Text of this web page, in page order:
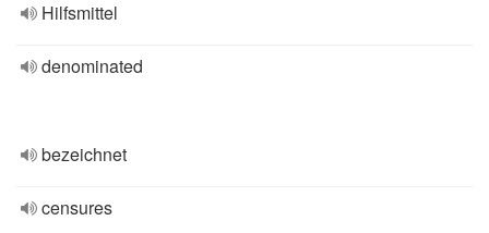
Hilfsmittel
denominated
bezeichnet
censures